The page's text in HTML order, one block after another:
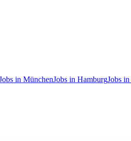
in MünchenJobs in HamburgJobs